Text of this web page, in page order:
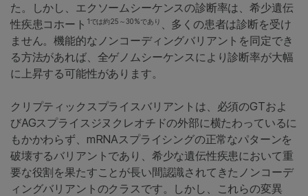
た。しかし、エクソームシーケンスの診断率は、希少遺伝
性疾患コホート 1では約25～30%であり 、多くの患者は診断を受け
ません。機能的なノンコーディングバリアントを同定でき
る方法があれば、全ゲノムシーケンスにより診断率が大幅
に上昇する可能性があります。
クリプティックスプライスバリアントは、必須のGTおよ
びAGスプライスジヌクレオチドの外部に横たわっているに
もかかわらず、mRNAスプライシングの正常なパターンを
破壊するバリアントであり、希少な遺伝性疾患において重
要な役割を果たすことが長い間認識されてきたノンコーデ
ィングバリアントのクラスです。しかし、これらの変異